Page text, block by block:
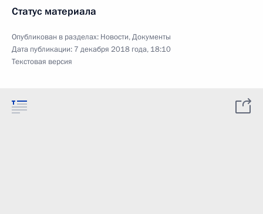
Статус материала
Опубликован в разделах: Новости,Документы
Дата публикации: 7 декабря 2018 года, 18:10
Текстовая версия